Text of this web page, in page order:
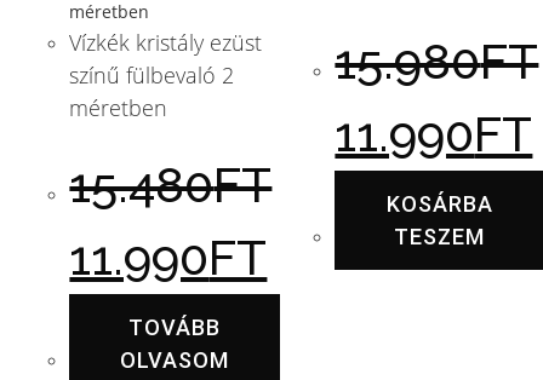
Vízkék kristály ezüst
színű fülbevaló 2
méretben
15.480FT
11.990FT
TOVÁBB
OLVASOM
15.980FT
11.990FT
KOSÁRBA
TESZEM